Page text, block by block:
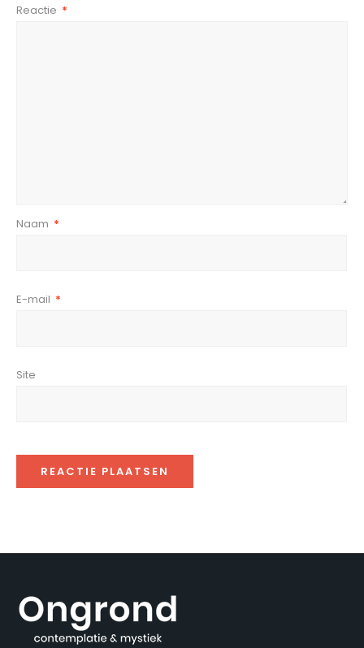
Reactie *
Naam *
E-mail *
Site